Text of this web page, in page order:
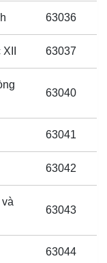
63036
63037
63040
63041
63042
63043
63044